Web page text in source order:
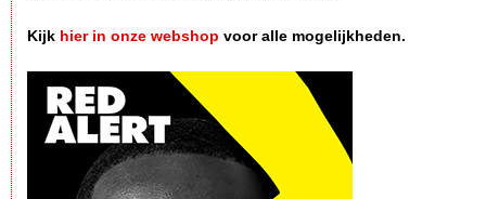
Kijk hier in onze webshop voor alle mogelijkheden.